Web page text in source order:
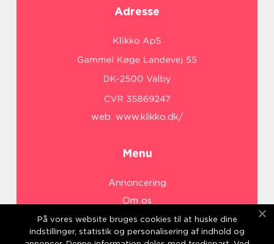
Adresse
web: www.klikko.dk/
Menu
Annoncering
Om os
Cookies
Kontakt os
På vores website bruges cookies til at huske dine
indstillinger, statistik og personalisering af indhold og